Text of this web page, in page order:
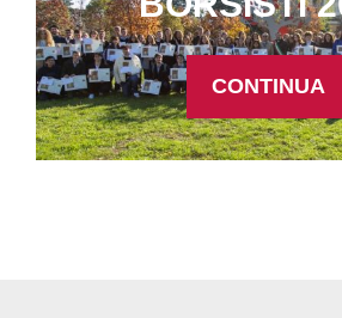
CONTINUA